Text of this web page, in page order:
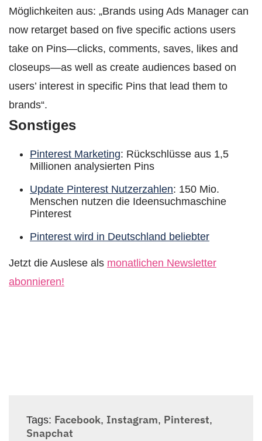
Möglichkeiten aus: „Brands using Ads Manager can
now retarget based on five specific actions users
take on Pins—clicks, comments, saves, likes and
closeups—as well as create audiences based on
users’ interest in specific Pins that lead them to
brands“.
Sonstiges
Pinterest Marketing: Rückschlüsse aus 1,5
Millionen analysierten Pins
Update Pinterest Nutzerzahlen: 150 Mio.
Menschen nutzen die Ideensuchmaschine
Pinterest
Pinterest wird in Deutschland beliebter
Jetzt die Auslese als monatlichen Newsletter
abonnieren!
Tags: Facebook, Instagram, Pinterest,
Snapchat